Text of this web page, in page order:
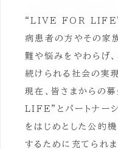
“LIVE FOR LIFE”
病患者の方やその家
難や悩みをやわらげ
続けられる社会の実
現在、皆さまからの
LIFE”とパートナー
をはじめとした公的
するために充てられま